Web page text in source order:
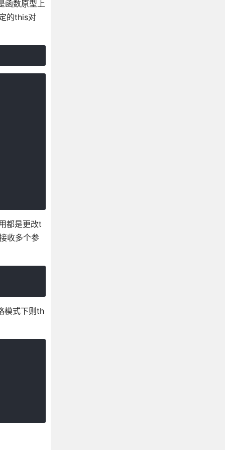
函数原型上
的this对
都是更改t
收多个参
模式下则th